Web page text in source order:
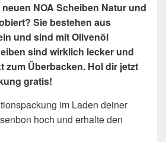
NOA Scheiben Natur und
Sie bestehen aus
und sind mit Olivenöl
sind wirklich lecker und
zum Überbacken. Hol dir jetzt
gratis!
im Laden deiner
hoch und erhalte den